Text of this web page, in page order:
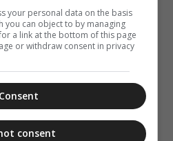
your personal data on the basis
you can object to by managing
a link at the bottom of this page
or withdraw consent in privacy
Consent
consent